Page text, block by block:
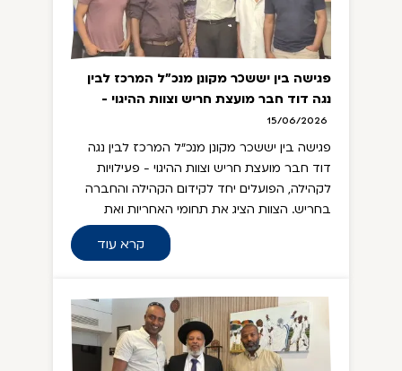
פגישה בין יששכר מקונן מנכ"ל המרכז לבין
נגה דוד חבר מועצת חריש וצוות ההיגוי -
פעילויות לקהילה
15/06/2026
פגישה בין יששכר מקונן מנכ"ל המרכז לבין נגה
דוד חבר מועצת חריש וצוות ההיגוי - פעילויות
לקהילה, הפועלים יחד לקידום הקהילה והחברה
בחריש. הצוות הציג את תחומי האחריות ואת
הפרויקטים שהוא מקדם יחד עם הקהילה, כגון
הקמת אנדרטה לזכר נספי סודן, בתי כנסת, מרכז
ותרבותה בקרב יוצאי אתיופיה בעיר.
קרא עוד